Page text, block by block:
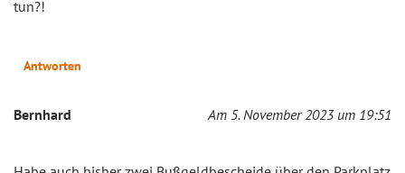
tun?!
Antworten
Bernhard Am 5. November 2023 um 19:51